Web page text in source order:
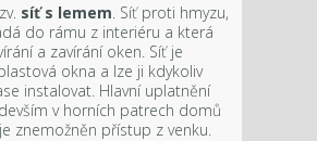
síť s lemem . Síť proti hmyzu,
do rámu z interiéru a která
a zavírání oken. Síť je
okna a lze ji kdykoliv
instalovat. Hlavní uplatnění
v horních patrech domů
znemožněn přístup z venku.